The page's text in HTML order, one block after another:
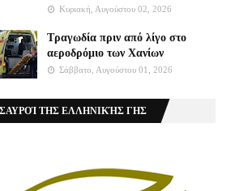
Κυριακή, Αυγούστου 02, 2026
Τραγωδία πριν από λίγο στο
αεροδρόμιο των Χανίων
Σάββατο, Αυγούστου 01, 2026
ΤΗΣ ΕΛΛΗΝΙΚΉΣ ΓΗΣ